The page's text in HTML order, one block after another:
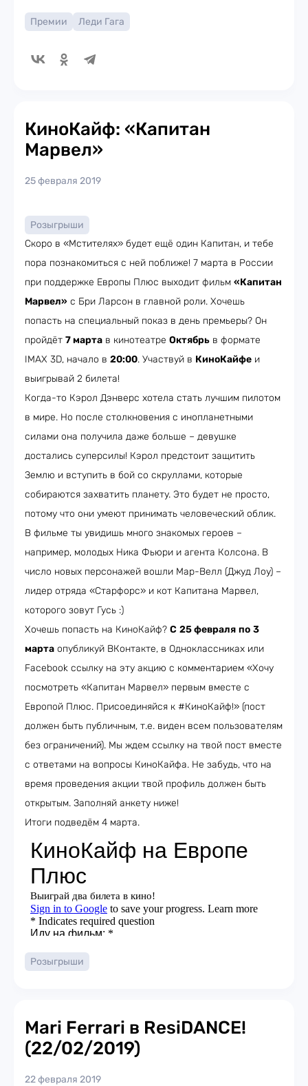
Премии Леди Гага
КиноКайф: «Капитан
Марвел»
25 февраля 2019
Розыгрыши
Скоро в «Мстителях» будет ещё один Капитан, и тебе
пора познакомиться с ней поближе! 7 марта в России
при поддержке Европы Плюс выходит фильм «Капитан
Марвел» с Бри Ларсон в главной роли. Хочешь
попасть на специальный показ в день премьеры? Он
пройдёт 7 марта в кинотеатре Октябрь в формате
IMAX 3D, начало в 20:00. Участвуй в КиноКайфе и
выигрывай 2 билета!
Когда-то Кэрол Дэнверс хотела стать лучшим пилотом
в мире. Но после столкновения с инопланетными
силами она получила даже больше – девушке
достались суперсилы! Кэрол предстоит защитить
Землю и вступить в бой со скруллами, которые
собираются захватить планету. Это будет не просто,
потому что они умеют принимать человеческий облик.
В фильме ты увидишь много знакомых героев –
например, молодых Ника Фьюри и агента Колсона. В
число новых персонажей вошли Мар-Велл (Джуд Лоу) –
лидер отряда «Старфорс» и кот Капитана Марвел,
которого зовут Гусь :)
Хочешь попасть на КиноКайф? С 25 февраля по 3
марта опубликуй ВКонтакте, в Одноклассниках или
Facebook ссылку на эту акцию с комментарием «Хочу
посмотреть «Капитан Марвел» первым вместе с
Европой Плюс. Присоединяйся к #КиноКайф!» (пост
должен быть публичным, т.е. виден всем пользователям
без ограничений). Мы ждем ссылку на твой пост вместе
с ответами на вопросы КиноКайфа. Не забудь, что на
время проведения акции твой профиль должен быть
открытым. Заполняй анкету ниже!
Итоги подведём 4 марта.
Розыгрыши
Mari Ferrari в ResiDANCE!
(22/02/2019)
22 февраля 2019